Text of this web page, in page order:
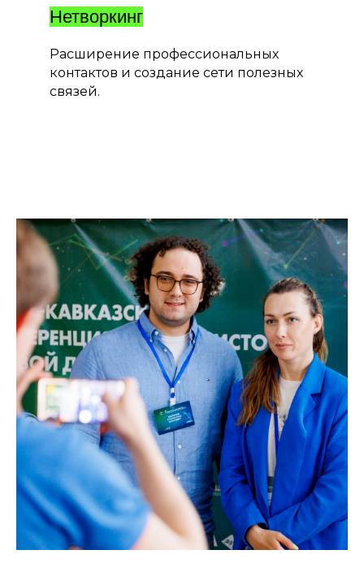
Нетворкинг
Расширение профессиональных
контактов и создание сети полезных
связей.